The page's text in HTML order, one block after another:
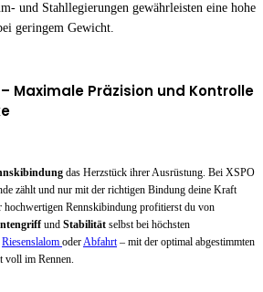
und Stahllegierungen gewährleisten eine hohe
geringem Gewicht.
Maximale Präzision und Kontrolle
das Herzstück ihrer Ausrüstung. Bei XSPO
zählt und nur mit der richtigen Bindung deine Kraft
Rennskibindung profitierst du von
und Stabilität selbst bei höchsten
Riesenslalom oderAbfahrt– mit der optimal abgestimmten
voll im Rennen.